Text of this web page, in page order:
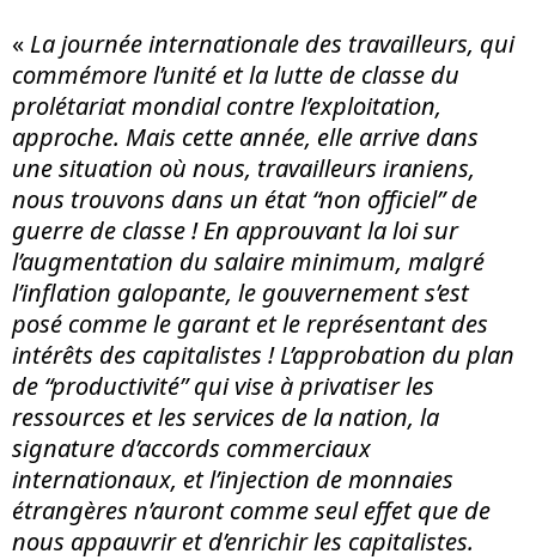
« La journée internationale des travailleurs, qui
commémore l’unité et la lutte de classe du
prolétariat mondial contre l’exploitation,
approche. Mais cette année, elle arrive dans
une situation où nous, travailleurs iraniens,
nous trouvons dans un état “non officiel” de
guerre de classe ! En approuvant la loi sur
l’augmentation du salaire minimum, malgré
l’inflation galopante, le gouvernement s’est
posé comme le garant et le représentant des
intérêts des capitalistes ! L’approbation du plan
de “productivité” qui vise à privatiser les
ressources et les services de la nation, la
signature d’accords commerciaux
internationaux, et l’injection de monnaies
étrangères n’auront comme seul effet que de
nous appauvrir et d’enrichir les capitalistes.